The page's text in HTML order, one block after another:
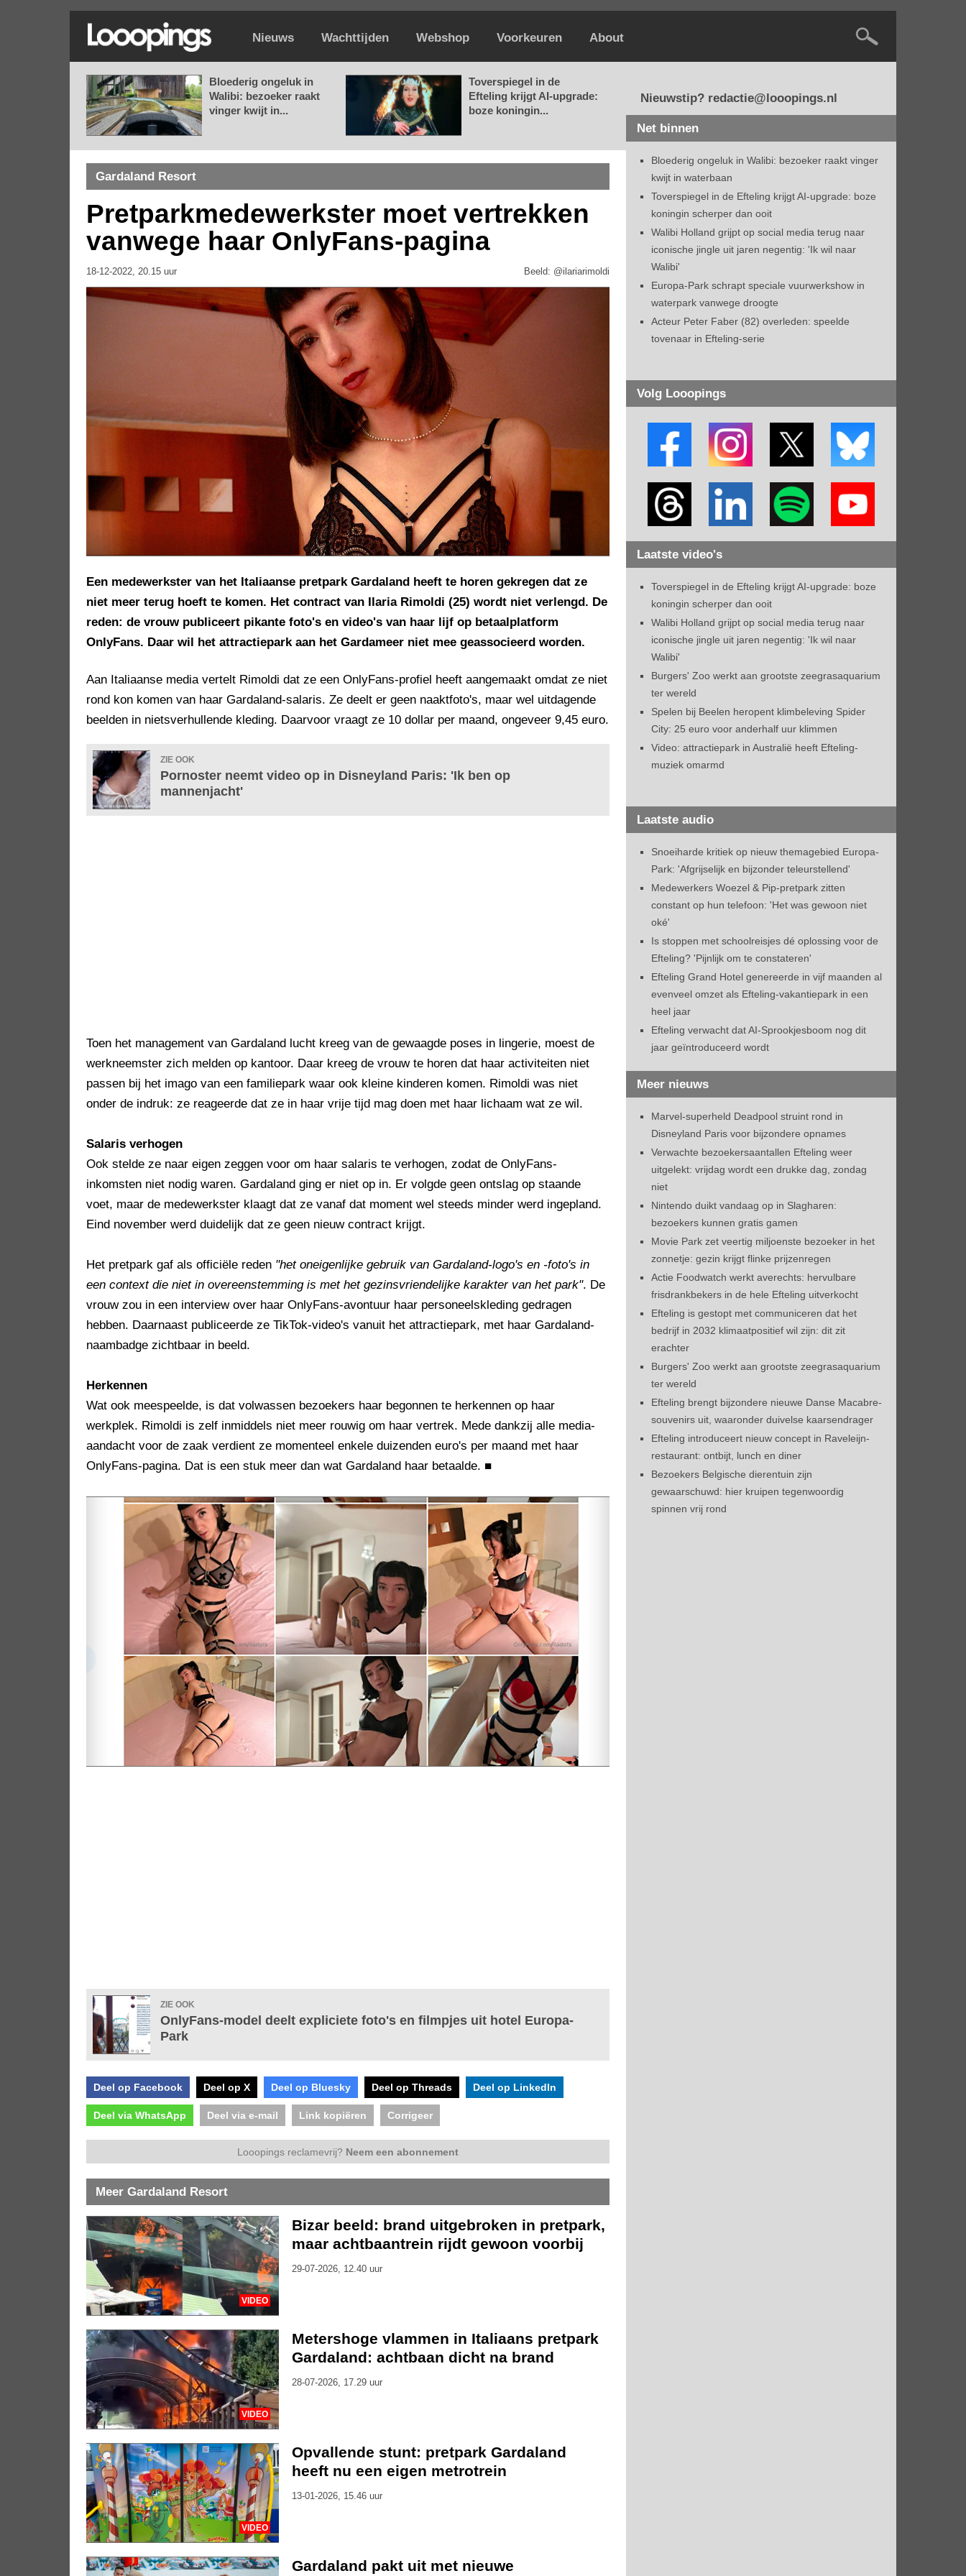
Nieuws Wachttijden Webshop Voorkeuren About
Bloederig ongeluk in
Walibi: bezoeker raakt
vinger kwijt in...
Toverspiegel in de
Efteling krijgt AI-upgrade:
boze koningin...
Gardaland Resort
Pretparkmedewerkster moet vertrekken
vanwege haar OnlyFans-pagina
18-12-2022, 20.15 uur Beeld: @ilariarimoldi
Een medewerkster van het Italiaanse pretpark Gardaland heeft te horen gekregen dat ze
niet meer terug hoeft te komen. Het contract van Ilaria Rimoldi (25) wordt niet verlengd. De
reden: de vrouw publiceert pikante foto's en video's van haar lijf op betaalplatform
OnlyFans. Daar wil het attractiepark aan het Gardameer niet mee geassocieerd worden.
Aan Italiaanse media vertelt Rimoldi dat ze een OnlyFans-profiel heeft aangemaakt omdat ze niet
rond kon komen van haar Gardaland-salaris. Ze deelt er geen naaktfoto's, maar wel uitdagende
beelden in nietsverhullende kleding. Daarvoor vraagt ze 10 dollar per maand, ongeveer 9,45 euro.
ZIE OOK
Pornoster neemt video op in Disneyland Paris: 'Ik ben op
mannenjacht'
Toen het management van Gardaland lucht kreeg van de gewaagde poses in lingerie, moest de
werkneemster zich melden op kantoor. Daar kreeg de vrouw te horen dat haar activiteiten niet
passen bij het imago van een familiepark waar ook kleine kinderen komen. Rimoldi was niet
onder de indruk: ze reageerde dat ze in haar vrije tijd mag doen met haar lichaam wat ze wil.
Salaris verhogen
Ook stelde ze naar eigen zeggen voor om haar salaris te verhogen, zodat de OnlyFans-
inkomsten niet nodig waren. Gardaland ging er niet op in. Er volgde geen ontslag op staande
voet, maar de medewerkster klaagt dat ze vanaf dat moment wel steeds minder werd ingepland.
Eind november werd duidelijk dat ze geen nieuw contract krijgt.
Het pretpark gaf als officiële reden "het oneigenlijke gebruik van Gardaland-logo's en -foto's in
een context die niet in overeenstemming is met het gezinsvriendelijke karakter van het park". De
vrouw zou in een interview over haar OnlyFans-avontuur haar personeelskleding gedragen
hebben. Daarnaast publiceerde ze TikTok-video's vanuit het attractiepark, met haar Gardaland-
naambadge zichtbaar in beeld.
Herkennen
Wat ook meespeelde, is dat volwassen bezoekers haar begonnen te herkennen op haar
werkplek. Rimoldi is zelf inmiddels niet meer rouwig om haar vertrek. Mede dankzij alle media-
aandacht voor de zaak verdient ze momenteel enkele duizenden euro's per maand met haar
OnlyFans-pagina. Dat is een stuk meer dan wat Gardaland haar betaalde. ■
ZIE OOK
OnlyFans-model deelt expliciete foto's en filmpjes uit hotel Europa-
Park
Deel op Facebook Deel op X Deel op Bluesky Deel op Threads Deel op LinkedIn
Deel via WhatsApp Deel via e-mail Link kopiëren Corrigeer
Looopings reclamevrij? Neem een abonnement
Meer Gardaland Resort
VIDEO
Bizar beeld: brand uitgebroken in pretpark,
maar achtbaantrein rijdt gewoon voorbij
29-07-2026, 12.40 uur
VIDEO
Metershoge vlammen in Italiaans pretpark
Gardaland: achtbaan dicht na brand
28-07-2026, 17.29 uur
VIDEO
Opvallende stunt: pretpark Gardaland
heeft nu een eigen metrotrein
13-01-2026, 15.46 uur
Gardaland pakt uit met nieuwe
Nieuwstip? redactie@looopings.nl
Net binnen
Bloederig ongeluk in Walibi: bezoeker raakt vinger
kwijt in waterbaan
Toverspiegel in de Efteling krijgt AI-upgrade: boze
koningin scherper dan ooit
Walibi Holland grijpt op social media terug naar
iconische jingle uit jaren negentig: 'Ik wil naar
Walibi'
Europa-Park schrapt speciale vuurwerkshow in
waterpark vanwege droogte
Acteur Peter Faber (82) overleden: speelde
tovenaar in Efteling-serie
Volg Looopings
Laatste video's
Toverspiegel in de Efteling krijgt AI-upgrade: boze
koningin scherper dan ooit
Walibi Holland grijpt op social media terug naar
iconische jingle uit jaren negentig: 'Ik wil naar
Walibi'
Burgers' Zoo werkt aan grootste zeegrasaquarium
ter wereld
Spelen bij Beelen heropent klimbeleving Spider
City: 25 euro voor anderhalf uur klimmen
Video: attractiepark in Australië heeft Efteling-
muziek omarmd
Laatste audio
Snoeiharde kritiek op nieuw themagebied Europa-
Park: 'Afgrijselijk en bijzonder teleurstellend'
Medewerkers Woezel & Pip-pretpark zitten
constant op hun telefoon: 'Het was gewoon niet
oké'
Is stoppen met schoolreisjes dé oplossing voor de
Efteling? 'Pijnlijk om te constateren'
Efteling Grand Hotel genereerde in vijf maanden al
evenveel omzet als Efteling-vakantiepark in een
heel jaar
Efteling verwacht dat AI-Sprookjesboom nog dit
jaar geïntroduceerd wordt
Meer nieuws
Marvel-superheld Deadpool struint rond in
Disneyland Paris voor bijzondere opnames
Verwachte bezoekersaantallen Efteling weer
uitgelekt: vrijdag wordt een drukke dag, zondag
niet
Nintendo duikt vandaag op in Slagharen:
bezoekers kunnen gratis gamen
Movie Park zet veertig miljoenste bezoeker in het
zonnetje: gezin krijgt flinke prijzenregen
Actie Foodwatch werkt averechts: hervulbare
frisdrankbekers in de hele Efteling uitverkocht
Efteling is gestopt met communiceren dat het
bedrijf in 2032 klimaatpositief wil zijn: dit zit
erachter
Burgers' Zoo werkt aan grootste zeegrasaquarium
ter wereld
Efteling brengt bijzondere nieuwe Danse Macabre-
souvenirs uit, waaronder duivelse kaarsendrager
Efteling introduceert nieuw concept in Raveleijn-
restaurant: ontbijt, lunch en diner
Bezoekers Belgische dierentuin zijn
gewaarschuwd: hier kruipen tegenwoordig
spinnen vrij rond